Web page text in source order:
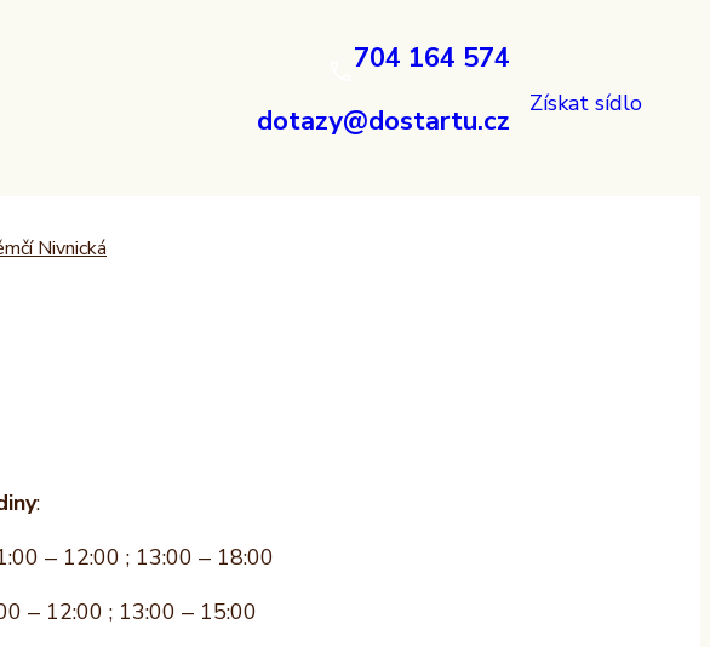
704 164 574
dotazy@dostartu.cz
Získat sídlo
Nivnická
:
– 12:00 ; 13:00 – 18:00
– 12:00 ; 13:00 – 15:00